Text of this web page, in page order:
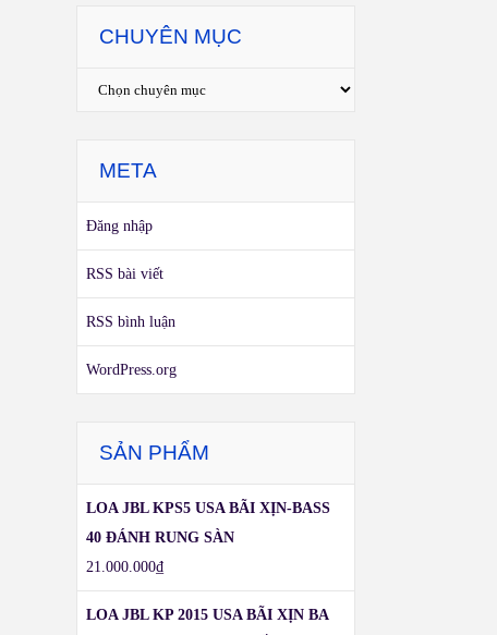
CHUYÊN MỤC
META
Đăng nhập
RSS bài viết
RSS bình luận
WordPress.org
SẢN PHẨM
LOA JBL KPS5 USA BÃI XỊN-BASS
40 ĐÁNH RUNG SÀN
21.000.000₫
LOA JBL KP 2015 USA BÃI XỊN BA